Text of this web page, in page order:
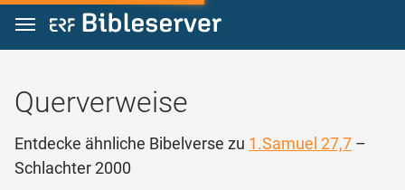
Zum Inhalt springen
Querverweise
Entdecke ähnliche Bibelverse zu 1.Samuel 27,7 –
Schlachter 2000